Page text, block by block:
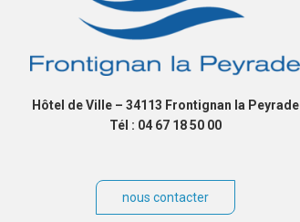
Hôtel de Ville – 34113 Frontignan la Peyrade
Tél : 04 67 18 50 00
nous contacter